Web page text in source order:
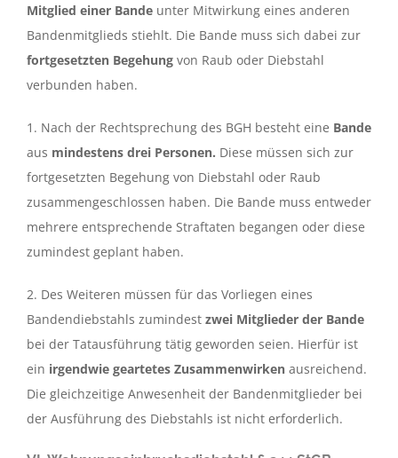
Mitglied einer Bande unter Mitwirkung eines anderen
Bandenmitglieds stiehlt. Die Bande muss sich dabei zur
fortgesetzten Begehung von Raub oder Diebstahl
verbunden haben.
1. Nach der Rechtsprechung des BGH besteht eine Bande
aus mindestens drei Personen. Diese müssen sich zur
fortgesetzten Begehung von Diebstahl oder Raub
zusammengeschlossen haben. Die Bande muss entweder
mehrere entsprechende Straftaten begangen oder diese
zumindest geplant haben.
2. Des Weiteren müssen für das Vorliegen eines
Bandendiebstahls zumindest zwei Mitglieder der Bande
bei der Tatausführung tätig geworden seien. Hierfür ist
ein irgendwie geartetes Zusammenwirken ausreichend.
Die gleichzeitige Anwesenheit der Bandenmitglieder bei
der Ausführung des Diebstahls ist nicht erforderlich.